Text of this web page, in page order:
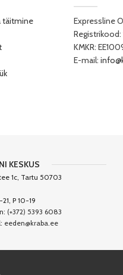
täitmine
Expressline
Registrikood:
KMKR:
E-mail:
KESKUS
1c, Tartu 50703
P 10-19
(+372) 5393 6083
eeden@kraba.ee